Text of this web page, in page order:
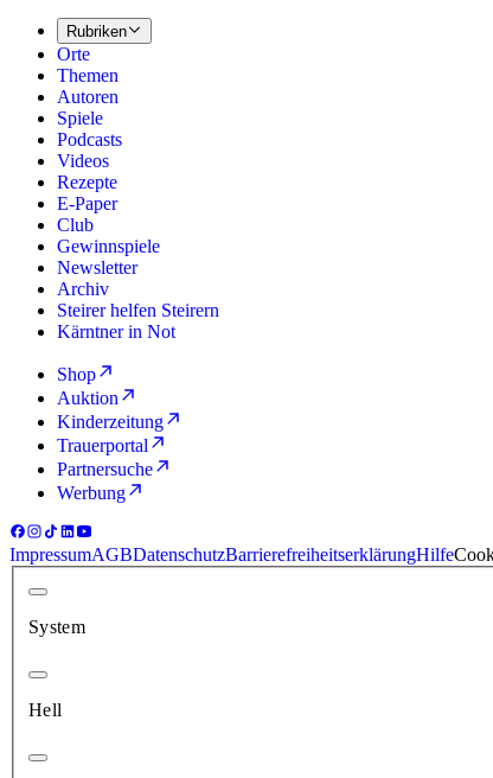
Rubriken
Orte
Themen
Autoren
Spiele
Podcasts
Videos
Rezepte
E-Paper
Club
Gewinnspiele
Newsletter
Archiv
Steirer helfen Steirern
Kärntner in Not
Shop
Auktion
Kinderzeitung
Trauerportal
Partnersuche
Werbung
ImpressumAGBDatenschutzBarrierefreiheitserklärungHilfe
System
Hell